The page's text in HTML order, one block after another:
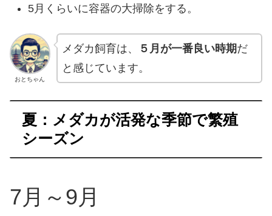
5月くらいに容器の大掃除をする。
おとちゃん
メダカ飼育は、 ５月が一番良い時期だ
と感じています。
夏：メダカが活発な季節で繁殖
シーズン
7月～9月